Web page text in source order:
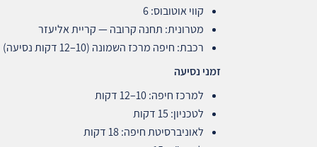
קווי אוטובוס: 6
מטרונית: תחנה קרובה — קריית אליעזר
רכבת: חיפה מרכז השמונה (10–12 דקות נסיעה)
זמני נסיעה
למרכז חיפה: 10–12 דקות
לטכניון: 15 דקות
לאוניברסיטת חיפה: 18 דקות